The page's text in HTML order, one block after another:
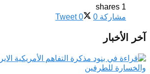
1 shares
مشاركة 0
Tweet 0
آخر الأخبار